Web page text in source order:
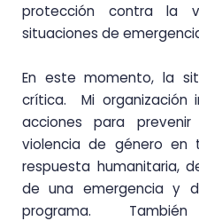
protección contra la
situaciones de
En este momento, la
crítica. Mi organización
acciones para
violencia de género
respuesta humanitaria,
de una emergencia y
programa.